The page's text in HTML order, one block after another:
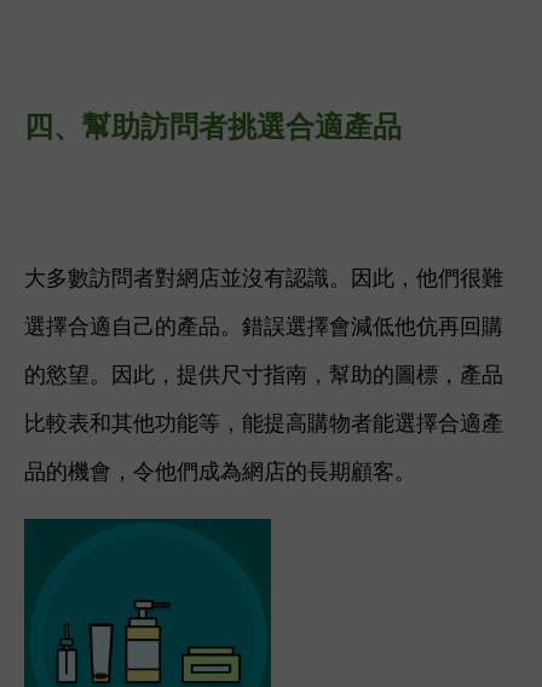
四、幫助訪問者挑選合適產品
大多數訪問者對網店並沒有認識。因此，他們很難
選擇合適自己的產品。錯誤選擇會減低他伉再回購
的慾望。 因此，提供尺寸指南，幫助的圖標，產品
比較表和其他功能等，能提高購物者能選擇合適產
品的機會，令他們成為網店的長期顧客。